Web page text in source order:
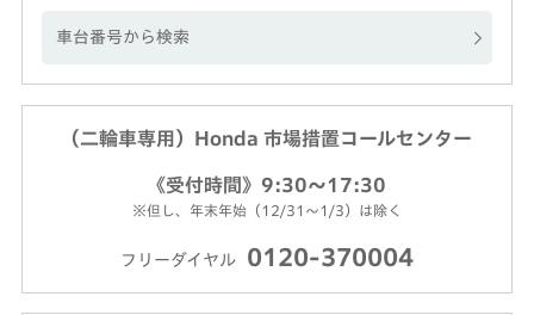
車台番号から検索
（二輪車専用）Honda 市場措置コールセンター
《受付時間》9:30～17:30
※但し、年末年始（12/31～1/3）は除く
フリーダイヤル 0120-370004